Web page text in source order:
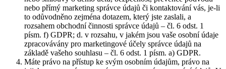
nebo přímý marketing správce údajů či kontaktování vás, je-li
to odůvodněno zejména dotazem, který jste zaslali, a
rozsahem obchodní činnosti správce údajů – čl. 6 odst. 1
písm. f) GDPR; d. v rozsahu, v jakém jsou vaše osobní údaje
zpracovávány pro marketingové účely správce údajů na
základě vašeho souhlasu – čl. 6 odst. 1 písm. a) GDPR.
Máte právo na přístup ke svým osobním údajům, právo na